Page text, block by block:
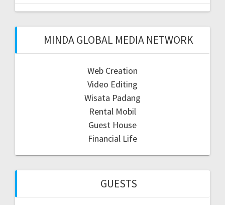
MINDA GLOBAL MEDIA NETWORK
Web Creation
Video Editing
Wisata Padang
Rental Mobil
Guest House
Financial Life
GUESTS